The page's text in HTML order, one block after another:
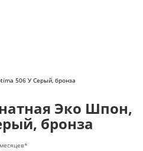
506 У Серый, бронза
Эко Шпон,
бронза